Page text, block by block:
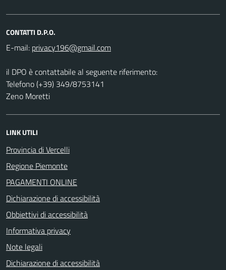
CONTATTI D.P.O.
E-mail:
il DPO è contattabile al seguente riferimento:
Telefono (+39) 349/8753141
Zeno Moretti
LINK UTILI
Provincia di Vercelli
Regione Piemonte
PAGAMENTI ONLINE
Dichiarazione di accessibilità
Obbiettivi di accessibilità
Informativa privacy
Note legali
Dichiarazione di accessibilità